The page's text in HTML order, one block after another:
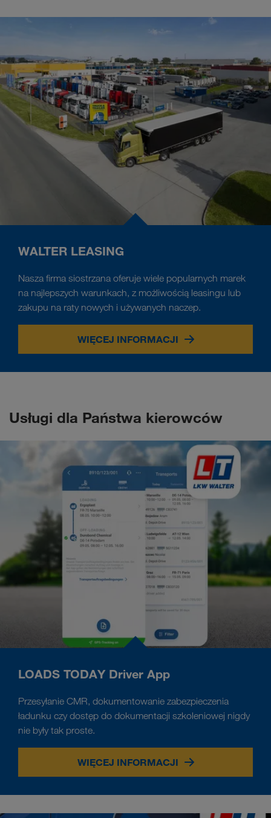
WALTER LEASING
Nasza firma siostrzana oferuje wiele popularnych marek
na najlepszych warunkach, z możliwością leasingu lub
zakupu na raty nowych i używanych naczep.
WIĘCEJ INFORMACJI
Usługi dla Państwa kierowców
LOADS TODAY Driver App
Przesyłanie CMR, dokumentowanie zabezpieczenia
ładunku czy dostęp do dokumentacji szkoleniowej nigdy
nie były tak proste.
WIĘCEJ INFORMACJI